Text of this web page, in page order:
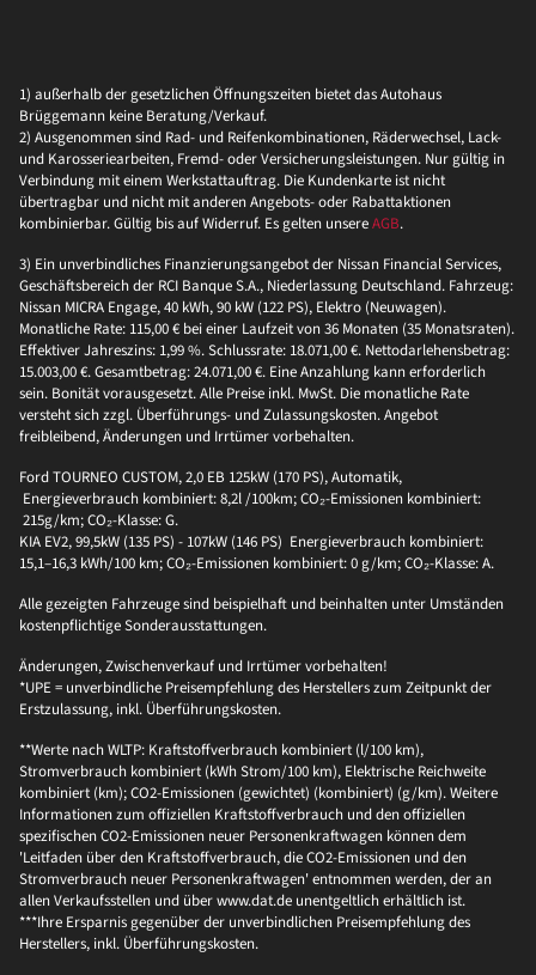
1) außerhalb der gesetzlichen Öffnungszeiten bietet das Autohaus
Brüggemann keine Beratung/Verkauf.
2) Ausgenommen sind Rad- und Reifenkombinationen, Räderwechsel, Lack-
und Karosseriearbeiten, Fremd- oder Versicherungsleistungen. Nur gültig in
Verbindung mit einem Werkstattauftrag. Die Kundenkarte ist nicht
übertragbar und nicht mit anderen Angebots- oder Rabattaktionen
kombinierbar. Gültig bis auf Widerruf. Es gelten unsereAGB.
3) Ein unverbindliches Finanzierungsangebot der Nissan Financial Services,
Geschäftsbereich der RCI Banque S.A., Niederlassung Deutschland. Fahrzeug:
Nissan MICRA Engage, 40 kWh, 90 kW (122 PS), Elektro (Neuwagen).
Monatliche Rate: 115,00 € bei einer Laufzeit von 36 Monaten (35 Monatsraten).
Effektiver Jahreszins: 1,99 %. Schlussrate: 18.071,00 €. Nettodarlehensbetrag:
15.003,00 €. Gesamtbetrag: 24.071,00 €. Eine Anzahlung kann erforderlich
sein. Bonität vorausgesetzt. Alle Preise inkl. MwSt. Die monatliche Rate
versteht sich zzgl. Überführungs- und Zulassungskosten. Angebot
freibleibend, Änderungen und Irrtümer vorbehalten.
Ford TOURNEO CUSTOM, 2,0 EB 125kW (170 PS), Automatik,
Energieverbrauch kombiniert: 8,2l /100km; CO₂-Emissionen kombiniert:
215g/km; CO₂-Klasse: G.
KIA EV2, 99,5kW (135 PS) - 107kW (146 PS) Energieverbrauch kombiniert:
15,1–16,3 kWh/100 km; CO₂-Emissionen kombiniert: 0 g/km; CO₂-Klasse: A.
Alle gezeigten Fahrzeuge sind beispielhaft und beinhalten unter Umständen
kostenpflichtige Sonderausstattungen.
Änderungen, Zwischenverkauf und Irrtümer vorbehalten!
*UPE = unverbindliche Preisempfehlung des Herstellers zum Zeitpunkt der
Erstzulassung, inkl. Überführungskosten.
**Werte nach WLTP: Kraftstoffverbrauch kombiniert (l/100 km),
Stromverbrauch kombiniert (kWh Strom/100 km), Elektrische Reichweite
kombiniert (km); CO2-Emissionen (gewichtet) (kombiniert) (g/km). Weitere
Informationen zum offiziellen Kraftstoffverbrauch und den offiziellen
spezifischen CO2-Emissionen neuer Personenkraftwagen können dem
'Leitfaden über den Kraftstoffverbrauch, die CO2-Emissionen und den
Stromverbrauch neuer Personenkraftwagen' entnommen werden, der an
allen Verkaufsstellen und über www.dat.de unentgeltlich erhältlich ist.
***Ihre Ersparnis gegenüber der unverbindlichen Preisempfehlung des
Herstellers, inkl. Überführungskosten.